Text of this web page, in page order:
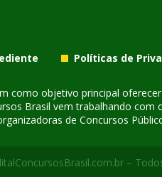
Políticas de
como objetivo principal
Brasil vem trabalhando
de Concursos
–